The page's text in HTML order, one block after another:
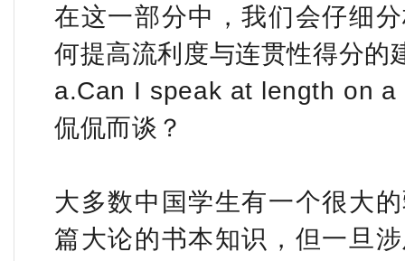
在这一部分中，我们会仔细
何提高流利度与连贯性得分的
a.Can I speak at length on
侃侃而谈？
大多数中国学生有一个很大
篇大论的书本知识，但一旦